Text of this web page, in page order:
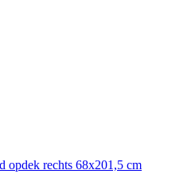
opdek rechts 68x201,5 cm